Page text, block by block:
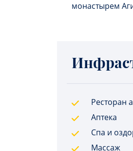
монастырем
Ресторан
Аптека
Спа и
Массаж